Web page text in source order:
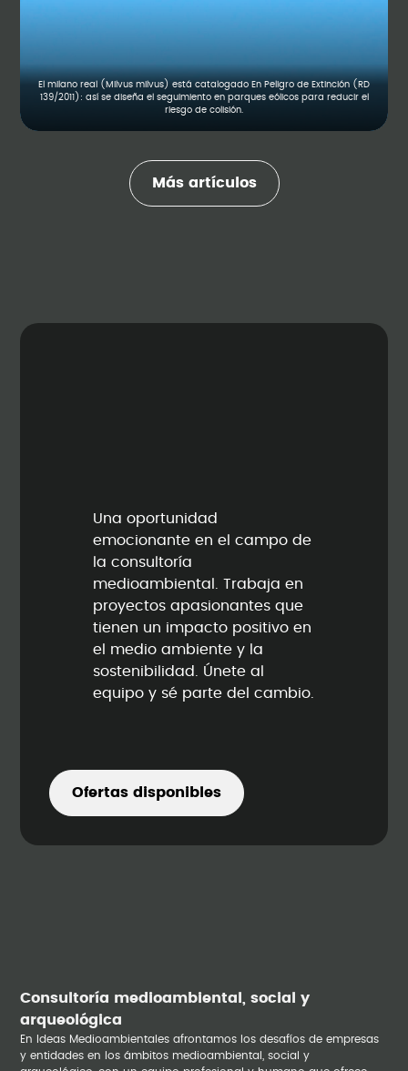
El milano real (Milvus milvus) está catalogado En Peligro de Extinción (RD
139/2011): así se diseña el seguimiento en parques eólicos para reducir el
riesgo de colisión.
Más artículos
Una oportunidad
emocionante en el campo de
la consultoría
medioambiental. Trabaja en
proyectos apasionantes que
tienen un impacto positivo en
el medio ambiente y la
sostenibilidad. Únete al
equipo y sé parte del cambio.
Ofertas disponibles
Consultoría medioambiental, social y
arqueológica
En Ideas Medioambientales afrontamos los desafíos de empresas
y entidades en los ámbitos medioambiental, social y